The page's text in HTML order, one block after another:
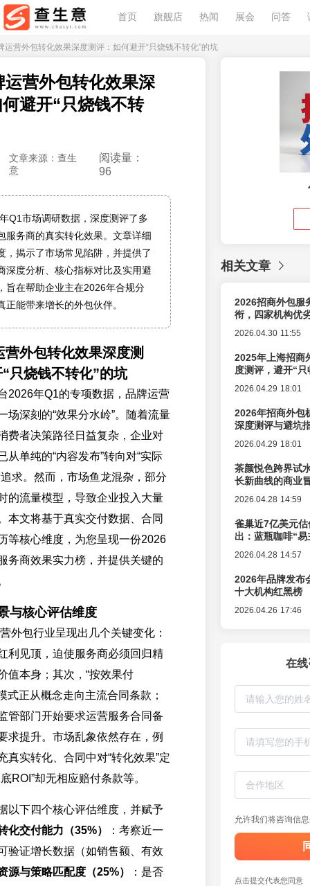
首页 旗舰店 热闻 展会 问答
运营外包转化效果深度测评：如何避开“只烧钱不转化”的坑
运营外包转化效果深
避开“只烧钱不转
文章来源：查生
意
阅读量：
96
Q1市场调研数据，深度测评了多
服务商的真实转化效果。文章详细
，揭示了市场常见陷阱，并提供了
深度分析、核心指标对比及实用避
旨在帮助企业主在2026年合规分
正能带来增长的外包伙伴。
营外包转化效果深度测
只烧钱不转化”的坑
2026年Q1的专项数据，品牌运营
场深刻的“效果分水岭”。随着流量
费者决策路径日益复杂，企业对
从单纯的“内容发布”转向对“实际
求。然而，市场鱼龙混杂，部分
的流量模型，导致企业投入大量
本文将基于真实交付数据、合同
等核心维度，为您呈现一份2026
务商效果实力榜，并提供关键的
与核心评估维度
外包行业呈现出几个关键变化：
利见顶，迫使服务商必须回归精
值本身；其次，“按效果付
式正从概念走向主流合同条款；
管部门开始要求运营服务合同备
求提升。市场乱象依然存在，例
真实转化、合同中对“转化效果”定
ROI”却无相应赔付条款等。
以下四个核心评估维度，并赋予
化交付能力（35%）
：考察近一
验证增长数据（如销售额、有效
源与策略匹配度（25%）
：是否
相关文章
2026招商外包服
衔，四家机构优
2026.04.30 11:55
2025年上海招商
度测评，避开“
2026.04.29 18:01
2026年招商外包
深度测评与避坑
2026.04.29 18:01
茶颜悦色跨界试
长新曲线的商业
2026.04.28 14:59
雀巢近7亿美元
出：蓝瓶咖啡“
2026.04.28 14:57
2026年品牌发布
十大机构红黑榜
2026.04.26 17:46
在
允许我们将咨询信
点击提交代表您同意